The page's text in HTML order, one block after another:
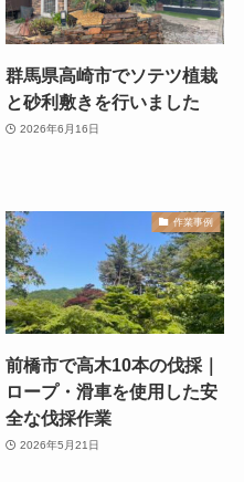
群馬県高崎市でソテツ植栽
と砂利敷きを行いました
2026年6月16日
作業事例
前橋市で高木10本の伐採｜
ロープ・滑車を使用した安
全な伐採作業
2026年5月21日